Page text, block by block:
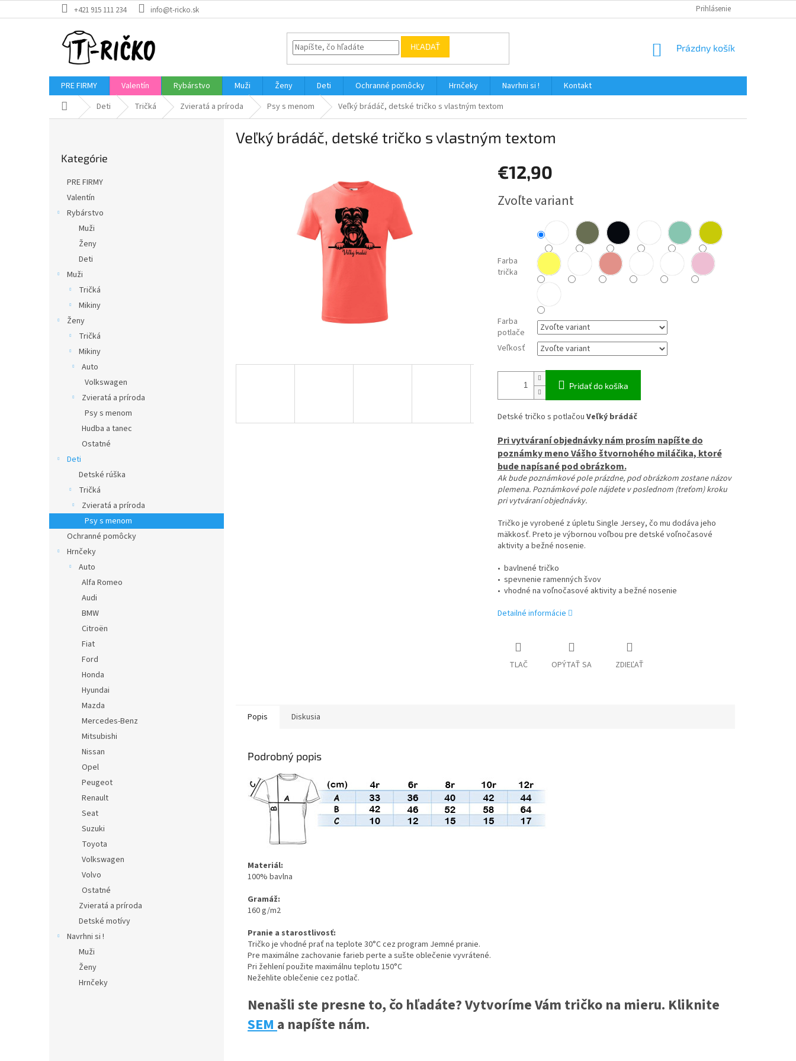
na
+421 915 111 234 info@t-ricko.sk Prihlásenie
HĽADAŤ
NÁKUPNÝ
Prázdny košík
PRE FIRMY Valentín Rybárstvo Muži Ženy Deti Ochranné pomôcky Hrnčeky Navrhni si !
Kontakt
DomovDeti Tričká Zvieratá a príroda Psy s menom Veľký brádáč, detské tričko s vlastným textom
kategórie
Kategórie
PRE FIRMY
Valentín
Rybárstvo
Muži
Ženy
Deti
Muži
Tričká
Mikiny
Ženy
Tričká
Mikiny
Auto
Volkswagen
Zvieratá a príroda
Psy s menom
Hudba a tanec
Ostatné
Deti
Detské rúška
Tričká
Zvieratá a príroda
Psy s menom
Ochranné pomôcky
Hrnčeky
Auto
Alfa Romeo
Audi
BMW
Citroën
Fiat
Ford
Honda
Hyundai
Mazda
Mercedes-Benz
Mitsubishi
Nissan
Opel
Peugeot
Renault
Seat
Suzuki
Toyota
Volkswagen
Volvo
Ostatné
Zvieratá a príroda
Detské motívy
Navrhni si !
Muži
Ženy
Hrnčeky
Veľký brádáč, detské tričko s vlastným textom
€12,90
cena:
Zvoľte variant
Farba
trička
Farba
potlače
Veľkosť
Pridať do košíka
Detské tričko s potlačou Veľký brádáč
Pri vytváraní objednávky nám prosím napíšte do
poznámky meno Vášho štvornohého miláčika, ktoré
bude napísané pod obrázkom.
Ak bude poznámkové pole prázdne, pod obrázkom zostane názov
plemena. Poznámkové pole nájdete v poslednom (treťom) kroku
pri vytváraní objednávky.
Tričko je vyrobené z úpletu Single Jersey, čo mu dodáva jeho
mäkkosť. Preto je výbornou voľbou pre detské voľnočasové
aktivity a bežné nosenie.
• bavlnené tričko
• spevnenie ramenných švov
• vhodné na voľnočasové aktivity a bežné nosenie
Detailné informácie
TLAČ OPÝTAŤ SA ZDIEĽAŤ
Popis Diskusia
Podrobný popis
Materiál:
100% bavlna
Gramáž:
160 g/m2
Pranie a starostlivosť:
Tričko je vhodné prať na teplote 30°C cez program Jemné pranie.
Pre maximálne zachovanie farieb perte a sušte oblečenie vyvrátené.
Pri žehlení použite maximálnu teplotu 150°C
Nežehlite oblečenie cez potlač.
Nenašli ste presne to, čo hľadáte? Vytvoríme Vám tričko na mieru. Kliknite
SEMa napíšte nám.